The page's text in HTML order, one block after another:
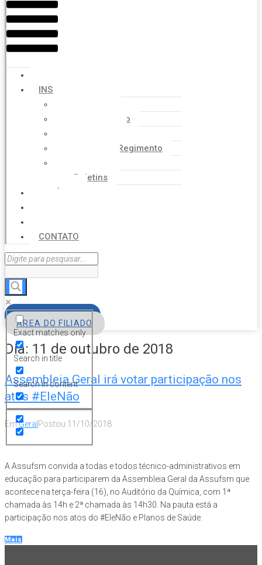
INSTITUCIONAL
Coordenação
Estatuto e Regimento
Boletins
NOTÍCIAS
CONTATO
Exact matches only
Search in title
Search in content
ÁREA DO FILIADO
Dia: 11 de outubro de 2018
Assembleia Geral irá votar participação nos
atos #EleNão
EmGeral Postou 11/10/2018
A Assufsm convida a todas e todos técnico-administrativos em
educação para participarem da Assembleia Geral da Assufsm que
acontece na terça-feira (16), no Auditório da Química, com 1ª
chamada às 14h e 2ª chamada às 14h30. Na pauta está a
participação nos atos do #EleNão e Planos de Saúde.
Mais